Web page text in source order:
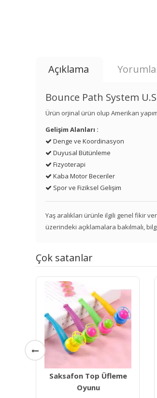
Açıklama
Bounce Path System
Ürün orjinal ürün olup Amerikan
Gelişim Alanları :
Denge ve Koordinasyon
Duyusal Bütünleme
Fizyoterapi
Kaba Motor Beceriler
Spor ve Fiziksel Gelişim
Yaş aralıkları ürünle ilgili genel fikir
üzerindeki açıklamalara bakılmalı,
Çok satanlar
Thera Band Egzersiz
Pilates Bandı Sarı 1,5